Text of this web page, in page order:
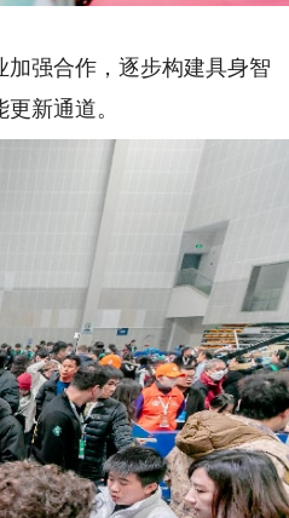
强合作，逐步构建具身智
新通道。